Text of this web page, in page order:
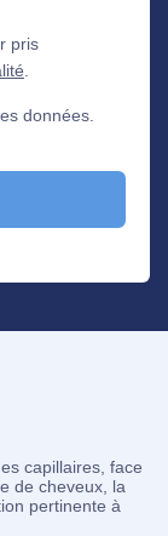
pris
données.
capillaires, face
de cheveux, la
pertinente à